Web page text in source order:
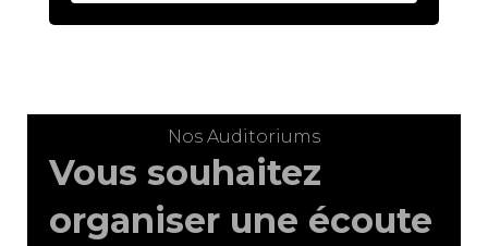
Nos Auditoriums
Vous souhaitez
organiser une écoute